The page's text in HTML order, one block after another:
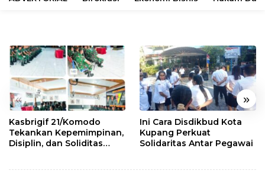
« »
Kasbrigif 21/Komodo
Tekankan Kepemimpinan,
Disiplin, dan Soliditas
Ini Cara Disdikbud Kota
Kupang Perkuat
Solidaritas Antar Pegawai